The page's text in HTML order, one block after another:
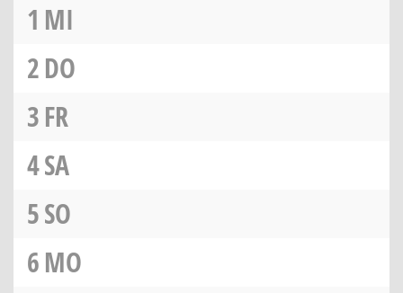
1 MI
2DO
3FR
4SA
5SO
6MO